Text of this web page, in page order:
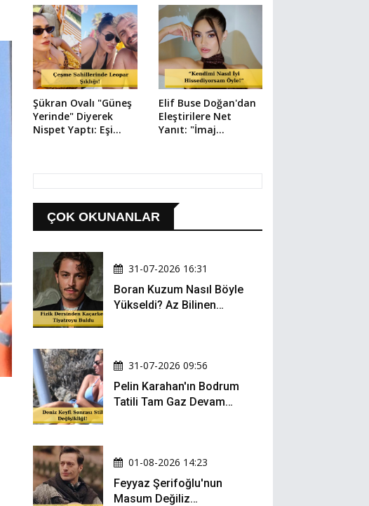
Dönüyor!
Şükran Ovalı "Güneş
Yerinde" Diyerek
Nispet Yaptı: Eşi
Elif Buse Doğan'dan
Eleştirilere Net
Yanıt: "İmaj
ÇOK OKUNANLAR
31-07-2026 16:31
Boran Kuzum Nasıl Böyle
Yükseldi? Az Bilinen
31-07-2026 09:56
Pelin Karahan'ın Bodrum
Tatili Tam Gaz Devam
01-08-2026 14:23
Feyyaz Şerifoğlu'nun
Masum Değiliz